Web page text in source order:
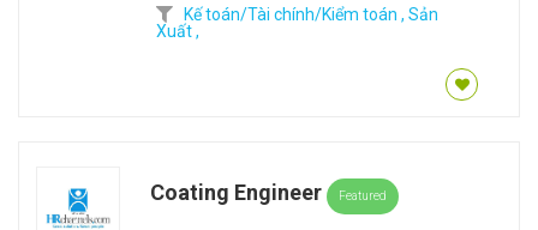
Kế toán/Tài chính/Kiểm toán , Sản
Xuất ,
Coating Engineer Featured